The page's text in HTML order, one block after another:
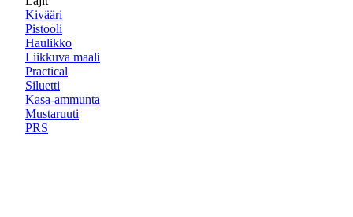
Kivääri
Pistooli
Haulikko
Liikkuva maali
Practical
Siluetti
Kasa-ammunta
Mustaruuti
PRS